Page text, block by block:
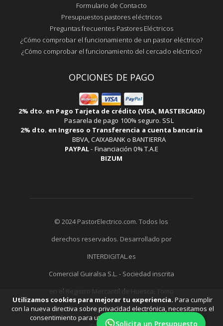
Utilizamos cookies para mejorar tu experiencia. Para cumplir
con la nueva directiva sobre privacidad electrónica, necesitamos el
consentimiento para utilizar tus cookies.
Solicita un Presupuesto
Formulario de Contacto
Presupuestos pastores eléctricos
Preguntas frecuentes Pastores Eléctricos
¿Cómo comprobar el funcionamiento de un pastor eléctrico?
¿Cómo comprobar el funcionamiento del cercado eléctrico?
OPCIONES DE PAGO
2% dto. en Pago Tarjeta de crédito (VISA, MASTERCARD)
Pasarela de pago 100% seguro. SSL
2% dto. en Ingreso o Transferencia a cuenta bancaria
BBVA, CAIXABANK o BANTIERRA
PAYPAL- Financiación 0% T.A.E
BIZUM
© 2024 PastorElectrico.com. Todos los
derechos reservados. Desarrollado por
INTERDIGITAL.es
Comercial Guiralsa S.L. - Sociedad inscrita
en el Registro Mercantil de Huesca, Tomo
511, Folio 19, Hoja HU-7752 Asiento 2237 -